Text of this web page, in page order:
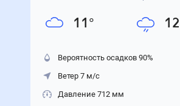
11 ° 12
Вероятность осадков 90%
Ветер 7 м/с
Давление 712 мм